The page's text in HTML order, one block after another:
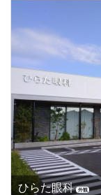
ひらた眼科 外観